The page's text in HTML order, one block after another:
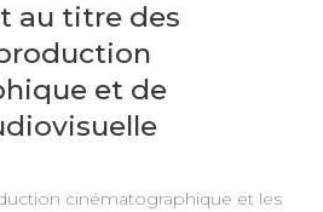
au titre des
et de
cinématographique et les